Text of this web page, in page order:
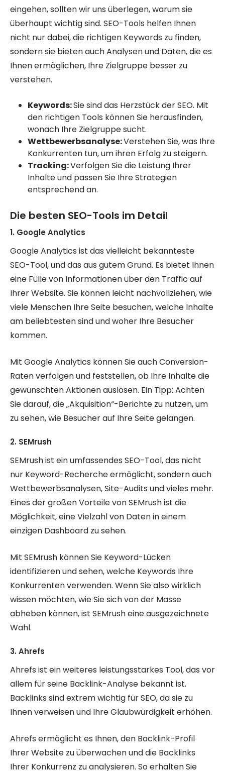
eingehen, sollten wir uns überlegen, warum sie
überhaupt wichtig sind. SEO-Tools helfen Ihnen
nicht nur dabei, die richtigen Keywords zu finden,
sondern sie bieten auch Analysen und Daten, die es
Ihnen ermöglichen, Ihre Zielgruppe besser zu
verstehen.
Keywords:Sie sind das Herzstück der SEO. Mit
den richtigen Tools können Sie herausfinden,
wonach Ihre Zielgruppe sucht.
Wettbewerbsanalyse:Verstehen Sie, was Ihre
Konkurrenten tun, um ihren Erfolg zu steigern.
Tracking:Verfolgen Sie die Leistung Ihrer
Inhalte und passen Sie Ihre Strategien
entsprechend an.
Die besten SEO-Tools im Detail
1. Google Analytics
Google Analytics ist das vielleicht bekannteste
SEO-Tool, und das aus gutem Grund. Es bietet Ihnen
eine Fülle von Informationen über den Traffic auf
Ihrer Website. Sie können leicht nachvollziehen, wie
viele Menschen Ihre Seite besuchen, welche Inhalte
am beliebtesten sind und woher Ihre Besucher
kommen.
Mit Google Analytics können Sie auch Conversion-
Raten verfolgen und feststellen, ob Ihre Inhalte die
gewünschten Aktionen auslösen. Ein Tipp: Achten
Sie darauf, die „Akquisition“-Berichte zu nutzen, um
zu sehen, wie Besucher auf Ihre Seite gelangen.
2. SEMrush
SEMrush ist ein umfassendes SEO-Tool, das nicht
nur Keyword-Recherche ermöglicht, sondern auch
Wettbewerbsanalysen, Site-Audits und vieles mehr.
Eines der großen Vorteile von SEMrush ist die
Möglichkeit, eine Vielzahl von Daten in einem
einzigen Dashboard zu sehen.
Mit SEMrush können Sie Keyword-Lücken
identifizieren und sehen, welche Keywords Ihre
Konkurrenten verwenden. Wenn Sie also wirklich
wissen möchten, wie Sie sich von der Masse
abheben können, ist SEMrush eine ausgezeichnete
Wahl.
3. Ahrefs
Ahrefs ist ein weiteres leistungsstarkes Tool, das vor
allem für seine Backlink-Analyse bekannt ist.
Backlinks sind extrem wichtig für SEO, da sie zu
Ihnen verweisen und Ihre Glaubwürdigkeit erhöhen.
Ahrefs ermöglicht es Ihnen, den Backlink-Profil
Ihrer Website zu überwachen und die Backlinks
Ihrer Konkurrenz zu analysieren. So erhalten Sie